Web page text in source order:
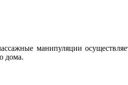
манипуляции
дома.